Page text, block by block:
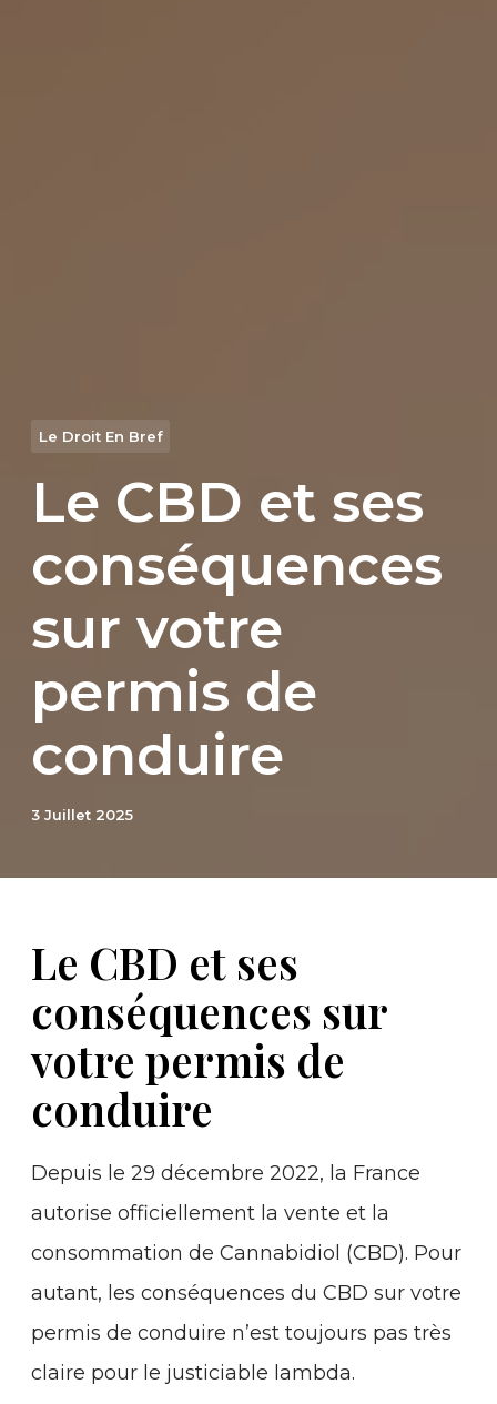
Le Droit En Bref
Le CBD et ses
conséquences
sur votre
permis de
conduire
3 Juillet 2025
Le CBD et ses
conséquences sur
votre permis de
conduire
Depuis le 29 décembre 2022, la France
autorise officiellement la vente et la
consommation de Cannabidiol (CBD). Pour
autant, les conséquences du CBD sur votre
permis de conduire n’est toujours pas très
claire pour le justiciable lambda.